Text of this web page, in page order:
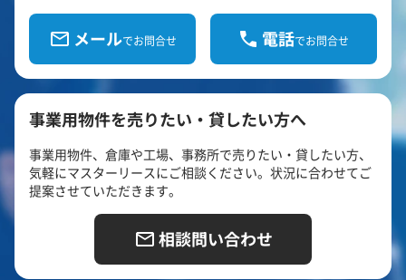
メールでお問合せ 電話でお問合せ
事業用物件を売りたい・貸したい方へ
事業用物件、倉庫や工場、事務所で売りたい・貸したい方、
気軽にマスターリースにご相談ください。状況に合わせてご
提案させていただきます。
相談問い合わせ